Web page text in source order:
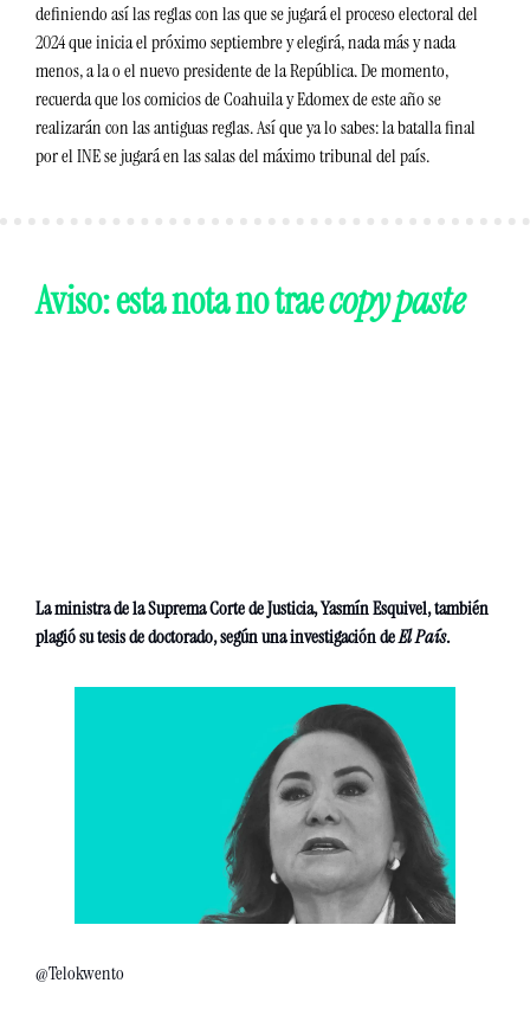
definiendo así las reglas con las que se jugará el proceso electoral del
2024 que inicia el próximo septiembre y elegirá, nada más y nada
menos, a la o el nuevo presidente de la República. De momento,
recuerda que los comicios de Coahuila y Edomex de este año se
realizarán con las antiguas reglas. Así que ya lo sabes: la batalla final
por el INE se jugará en las salas del máximo tribunal del país.
Aviso: esta nota no trae copy paste
La ministra de la Suprema Corte de Justicia, Yasmín Esquivel, también
plagió su tesis de doctorado, según una investigación de El País.
@Telokwento